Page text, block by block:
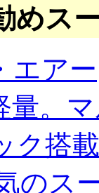
めス
エアー
量。
ク搭
のス